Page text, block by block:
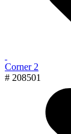
Corner 2
# 208501